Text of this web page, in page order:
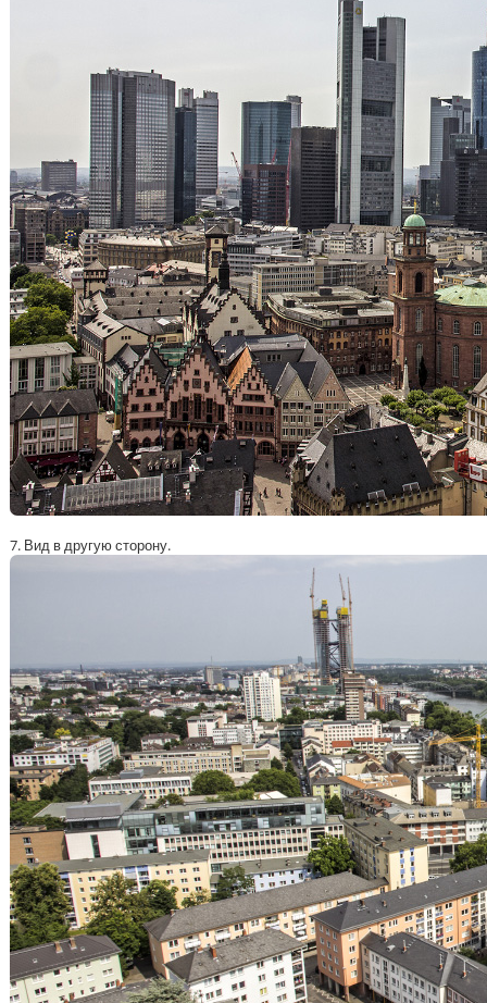
7. Вид в другую сторону.